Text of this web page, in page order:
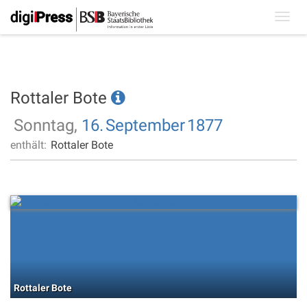
Rottaler Bote
Sonntag, 16.September1877
enthält: Rottaler Bote
Rottaler Bote